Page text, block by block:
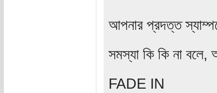
আপনার প্রদত্ত
সমস্যা কি কি না বলে,
FADE IN